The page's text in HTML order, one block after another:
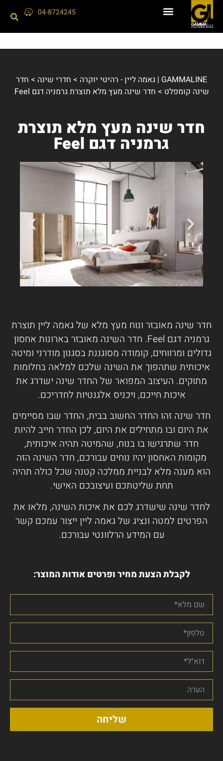
04-8724245
GAMMALINE | גאמה ליין - רהיטי יוקרה > חדרי שינה > חדר
שינה קומפלט > חדר שינה מעץ מלא תוצרת גרמניה דגם Feel
חדר שינה מעץ מלא תוצרת
גרמניה דגם Feel
חדר שינה מאובזר ונוח מעץ מלא של גאמה ליין תוצרת
גרמניה דגם Feel. חדר השינה מאובזר בארונות אחסון
גדולים ומרווחים, קומודה מסוגננת בסגנון מודרני ומיטה
איכותית שתהפוך את השינה שלכם למלאה בחלומות
מתוקים. העיצוב המפואר של החדר שינה ישדרג את
איכות חייכם, ויכניס אלגנטיות לחדריכם.
חדר שינה זהו החדר החשוב בבית, החדר שבו מסיימים
את היום ובו מתחילים את היום, לכן החדר חייב להיות
חדר שתרגישו בו בנוח, שהמיטה תהיה איכותית,
מקומות האחסון יהיו נוחים עבורכם, חדר השינה הזה
הוא מענה מלא לבניית ממלכה קטנה שכל כולה תהיה
תחת שליטתכם ועיצובכם האישי.
לחדר שינה שישדרג לכם את איכות השינה, מלאו את
הפרטים למטה ונציג של גאמה ליין ייצור עמכם קשר
עם המידע הרלוונטי עבורכם.
לקבלת הצעת מחיר ופרטים אודות המוצר:
שליחה